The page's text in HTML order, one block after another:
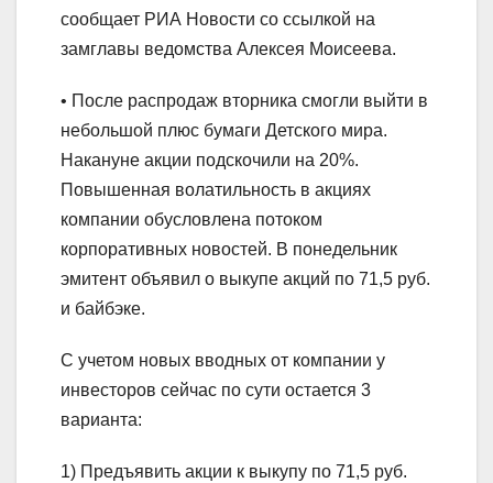
сообщает РИА Новости со ссылкой на
замглавы ведомства Алексея Моисеева.
• После распродаж вторника смогли выйти в
небольшой плюс бумаги Детского мира.
Накануне акции подскочили на 20%.
Повышенная волатильность в акциях
компании обусловлена потоком
корпоративных новостей. В понедельник
эмитент объявил о выкупе акций по 71,5 руб.
и байбэке.
С учетом новых вводных от компании у
инвесторов сейчас по сути остается 3
варианта:
1) Предъявить акции к выкупу по 71,5 руб.